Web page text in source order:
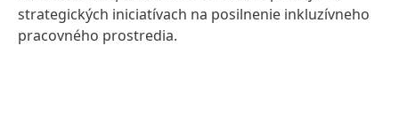
strategických iniciatívach na posilnenie inkluzívneho
pracovného prostredia.